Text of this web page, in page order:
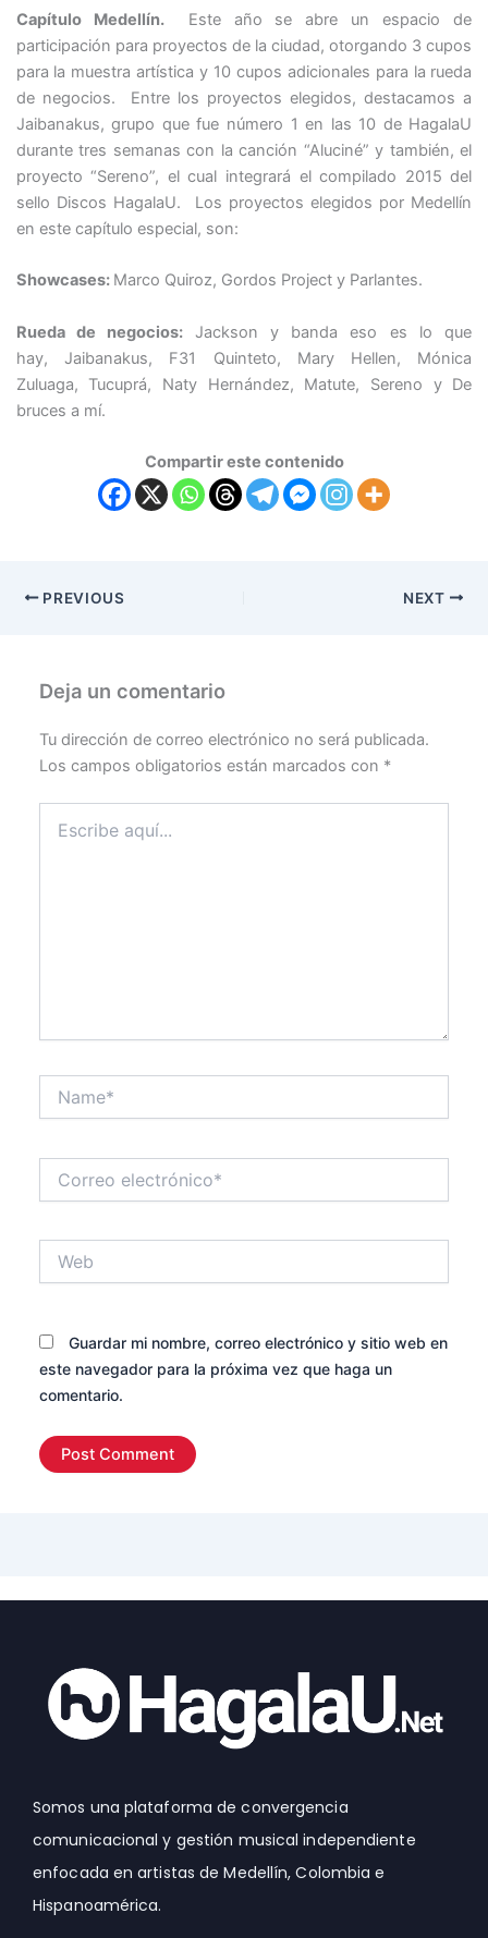
Capítulo Medellín. Este año se abre un espacio de
participación para proyectos de la ciudad, otorgando 3 cupos
para la muestra artística y 10 cupos adicionales para la rueda
de negocios. Entre los proyectos elegidos, destacamos a
Jaibanakus, grupo que fue número 1 en las 10 de HagalaU
durante tres semanas con la canción “Aluciné” y también, el
proyecto “Sereno”, el cual integrará el compilado 2015 del
sello Discos HagalaU. Los proyectos elegidos por Medellín
en este capítulo especial, son:
Showcases: Marco Quiroz, Gordos Project y Parlantes.
Rueda de negocios: Jackson y banda eso es lo que
hay, Jaibanakus, F31 Quinteto, Mary Hellen, Mónica
Zuluaga, Tucuprá, Naty Hernández, Matute, Sereno y De
bruces a mí.
Compartir este contenido
PREVIOUS NEXT
Deja un comentario
Tu dirección de correo electrónico no será publicada.
Los campos obligatorios están marcados con *
aquí...
electrónico*
Guardar mi nombre, correo electrónico y sitio web en
este navegador para la próxima vez que haga un
comentario.
Somos una plataforma de convergencia
comunicacional y gestión musical independiente
enfocada en artistas de Medellín, Colombia e
Hispanoamérica.